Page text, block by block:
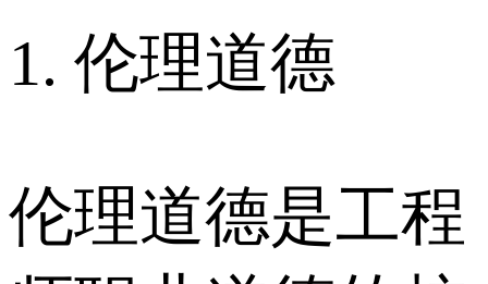
1. 伦理道德
伦理道德是工程